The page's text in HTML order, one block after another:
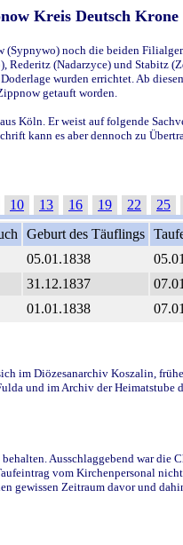
Kreis Deutsch Krone
noch die beiden
Rederitz (Nadarzyce) und
wurden errichtet. Ab
getauft worden.
aus Köln. Er weist auf folgende
kann es aber dennoch zu
10 13 16 19 22 25
Geburt des Täuflings
05.01.1838
31.12.1837
01.01.1838
im Diözesanarchiv Koszalin,
und im Archiv der
Ausschlaggebend war
vom Kirchenpersonal
gewissen Zeitraum davor und